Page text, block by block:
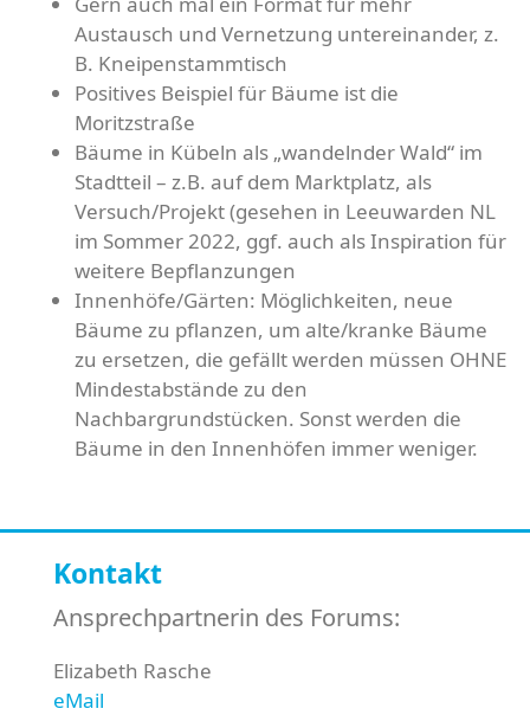
Austausch und Vernetzung untereinander, z.
B. Kneipenstammtisch
Positives Beispiel für Bäume ist die
Moritzstraße
Bäume in Kübeln als „wandelnder Wald“ im
Stadtteil – z.B. auf dem Marktplatz, als
Versuch/Projekt (gesehen in Leeuwarden NL
im Sommer 2022, ggf. auch als Inspiration für
weitere Bepflanzungen
Innenhöfe/Gärten: Möglichkeiten, neue
Bäume zu pflanzen, um alte/kranke Bäume
zu ersetzen, die gefällt werden müssen OHNE
Mindestabstände zu den
Nachbargrundstücken. Sonst werden die
Bäume in den Innenhöfen immer weniger.
Kontakt
Ansprechpartnerin des Forums:
Elizabeth Rasche
eMail